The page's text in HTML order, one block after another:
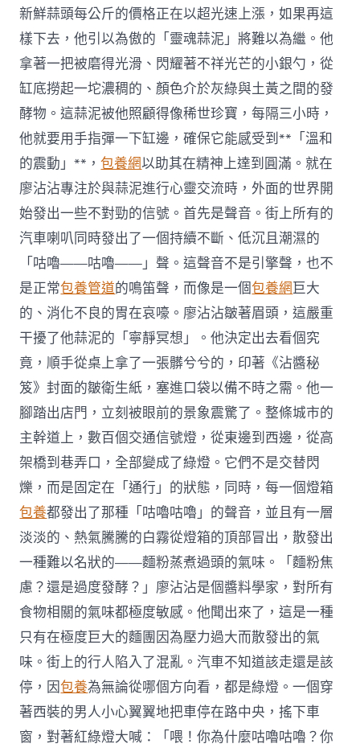
新鮮蒜頭每公斤的價格正在以超光速上漲，如果再這
樣下去，他引以為傲的「靈魂蒜泥」將難以為繼。他
拿著一把被磨得光滑、閃耀著不祥光芒的小銀勺，從
缸底撈起一坨濃稠的、顏色介於灰綠與土黃之間的發
酵物。這蒜泥被他照顧得像稀世珍寶，每隔三小時，
他就要用手指彈一下缸邊，確保它能感受到**「溫和
的震動」**，包養網以助其在精神上達到圓滿。就在
廖沾沾專注於與蒜泥進行心靈交流時，外面的世界開
始發出一些不對勁的信號。首先是聲音。街上所有的
汽車喇叭同時發出了一個持續不斷、低沉且潮濕的
「咕嚕——咕嚕——」聲。這聲音不是引擎聲，也不
是正常包養管道的鳴笛聲，而像是一個包養網巨大
的、消化不良的胃在哀嚎。廖沾沾皺著眉頭，這嚴重
干擾了他蒜泥的「寧靜冥想」。他決定出去看個究
竟，順手從桌上拿了一張髒兮兮的，印著《沾醬秘
笈》封面的皺衛生紙，塞進口袋以備不時之需。他一
腳踏出店門，立刻被眼前的景象震驚了。整條城市的
主幹道上，數百個交通信號燈，從東邊到西邊，從高
架橋到巷弄口，全部變成了綠燈。它們不是交替閃
爍，而是固定在「通行」的狀態，同時，每一個燈箱
包養都發出了那種「咕嚕咕嚕」的聲音，並且有一層
淡淡的、熱氣騰騰的白霧從燈箱的頂部冒出，散發出
一種難以名狀的——麵粉蒸煮過頭的氣味。「麵粉焦
慮？還是過度發酵？」廖沾沾是個醬料學家，對所有
食物相關的氣味都極度敏感。他聞出來了，這是一種
只有在極度巨大的麵團因為壓力過大而散發出的氣
味。街上的行人陷入了混亂。汽車不知道該走還是該
停，因包養為無論從哪個方向看，都是綠燈。一個穿
著西裝的男人小心翼翼地把車停在路中央，搖下車
窗，對著紅綠燈大喊：「喂！你為什麼咕嚕咕嚕？你